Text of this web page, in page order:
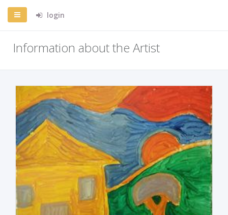
login
Information about the Artist